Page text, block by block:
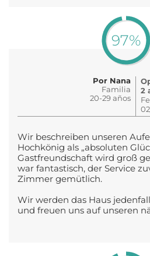
97%
Por Nana
Familia
20-29 años
2
Wir beschreiben unseren
Hochkönig als „absoluten
Gastfreundschaft wird groß
war fantastisch, der Service
Zimmer gemütlich.
Wir werden das Haus
und freuen uns auf unseren